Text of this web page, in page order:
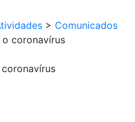
> Comunicados
coronavírus